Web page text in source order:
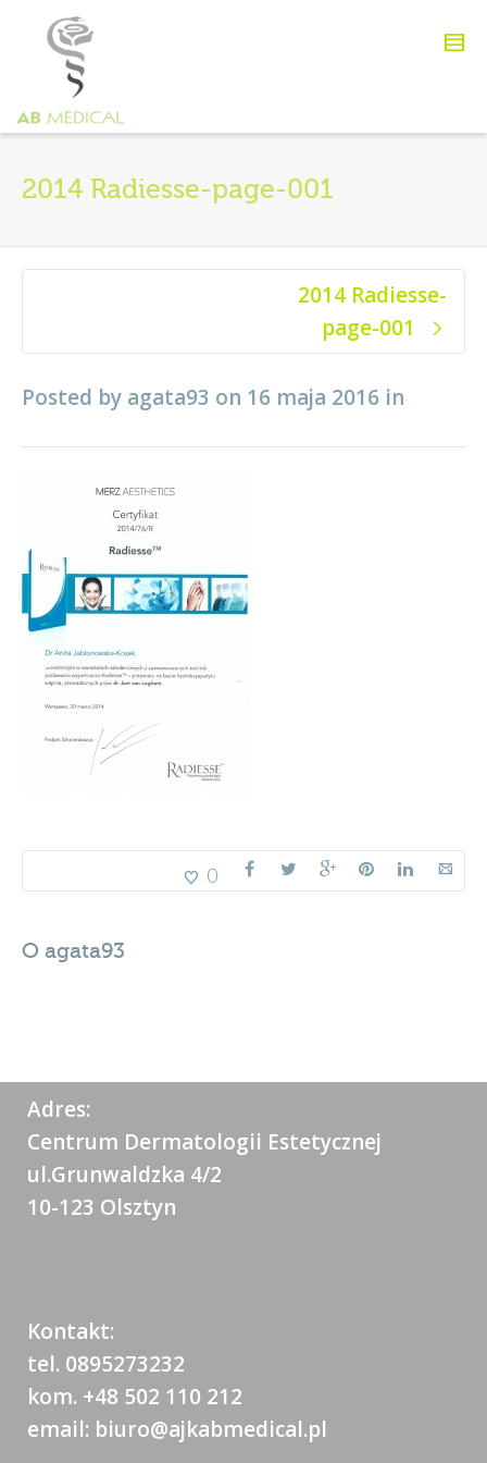
2014 Radiesse-page-001
2014 Radiesse-
page-001
Posted by agata93 on 16 maja 2016 in
0
O agata93
Adres:
Centrum Dermatologii Estetycznej
ul.Grunwaldzka 4/2
10-123 Olsztyn
Kontakt:
tel. 0895273232
kom. +48 502 110 212
email: biuro@ajkabmedical.pl